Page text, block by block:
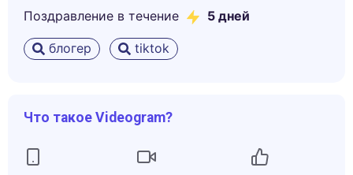
Поздравление в течение 5 дней
блогер tiktok
Что такое Videogram?